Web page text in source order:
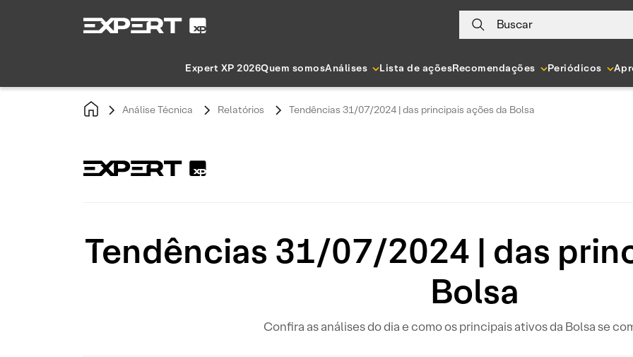
Buscar
Expert XP 2026Quem somosAnálises Lista de açõesRecomendações Periódicos
Análise Técnica Relatórios Tendências 31/07/2024 | das principais ações da Bolsa
Tendências 31/07/2024 | das
Bolsa
Confira as análises do dia e como os principais ativos da Bolsa se